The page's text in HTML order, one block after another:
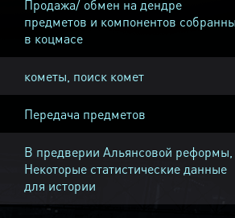
Продажа/ обмен на дендре
предметов и компонентов
в коцмасе
кометы, поиск комет
Передача предметов
В предверии Альянсовой реформы,
Некоторые статистические данные
для истории